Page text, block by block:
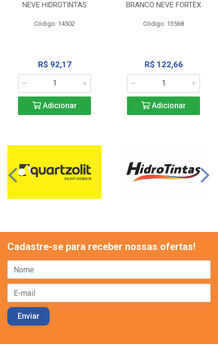
NEVE HIDROTINTAS
Código: 14502
R$ 92,17
Adicionar
BRANCO NEVE FORTEX
Código: 13568
R$ 122,66
Adicionar
Cadastre-se para receber nossas ofertas!